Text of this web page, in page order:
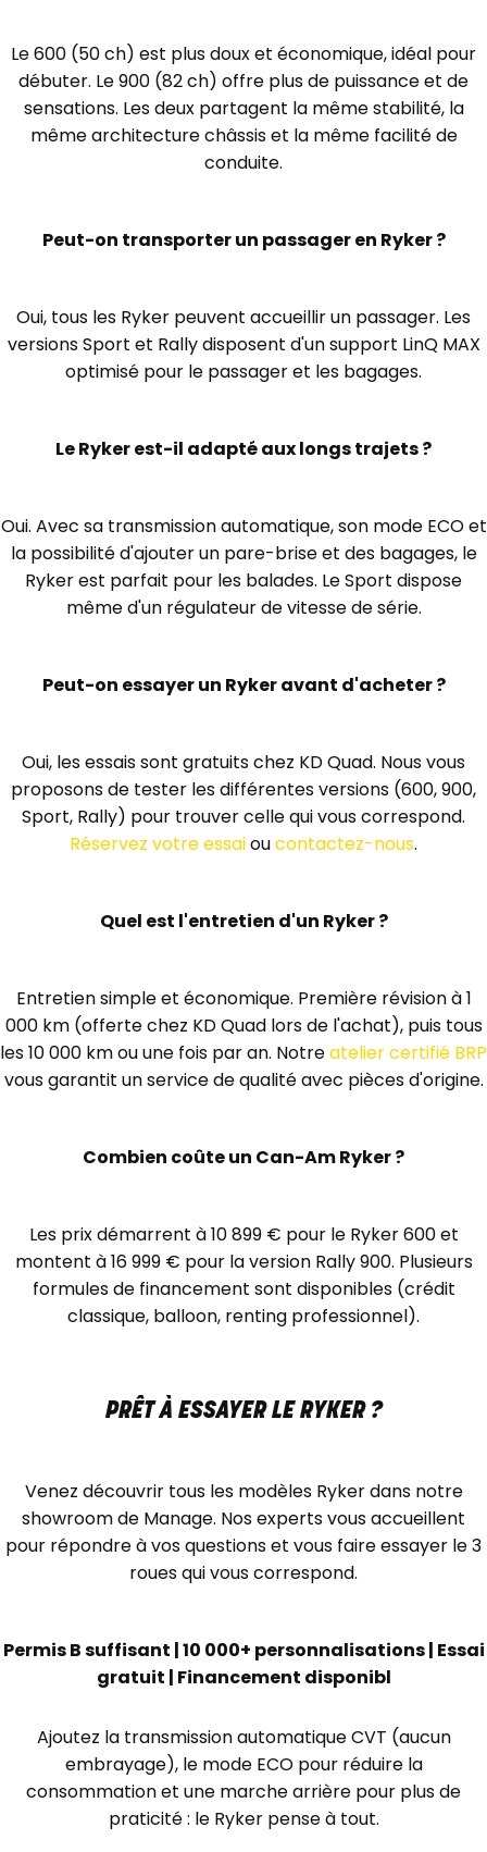
Le 600 (50 ch) est plus doux et économique, idéal pour
débuter. Le 900 (82 ch) offre plus de puissance et de
sensations. Les deux partagent la même stabilité, la
même architecture châssis et la même facilité de
conduite.
Peut-on transporter un passager en Ryker ?
Oui, tous les Ryker peuvent accueillir un passager. Les
versions Sport et Rally disposent d'un support LinQ MAX
optimisé pour le passager et les bagages.
Le Ryker est-il adapté aux longs trajets ?
Oui. Avec sa transmission automatique, son mode ECO et
la possibilité d'ajouter un pare-brise et des bagages, le
Ryker est parfait pour les balades. Le Sport dispose
même d'un régulateur de vitesse de série.
Peut-on essayer un Ryker avant d'acheter ?
Oui, les essais sont gratuits chez KD Quad. Nous vous
proposons de tester les différentes versions (600, 900,
Sport, Rally) pour trouver celle qui vous correspond.
Réservez votre essaioucontactez-nous.
Quel est l'entretien d'un Ryker ?
Entretien simple et économique. Première révision à 1
000 km (offerte chez KD Quad lors de l'achat), puis tous
les 10 000 km ou une fois par an. Notreatelier certifié BRP
vous garantit un service de qualité avec pièces d'origine.
Combien coûte un Can-Am Ryker ?
Les prix démarrent à 10 899 € pour le Ryker 600 et
montent à 16 999 € pour la version Rally 900. Plusieurs
formules de financement sont disponibles (crédit
classique, balloon, renting professionnel).
PRÊT À ESSAYER LE RYKER ?
Venez découvrir tous les modèles Ryker dans notre
showroom de Manage. Nos experts vous accueillent
pour répondre à vos questions et vous faire essayer le 3
roues qui vous correspond.
Permis B suffisant | 10 000+ personnalisations | Essai
gratuit | Financement disponibl
Ajoutez la transmission automatique CVT (aucun
embrayage), le mode ECO pour réduire la
consommation et une marche arrière pour plus de
praticité : le Ryker pense à tout.